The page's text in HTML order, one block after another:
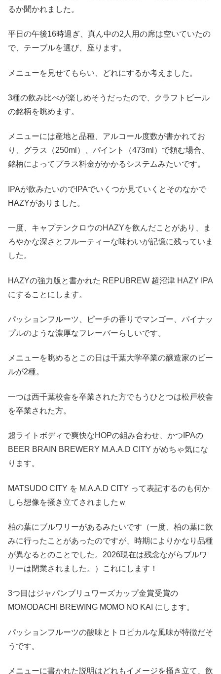
るか聞かれました。
平日の午後16時過ぎ、真ん中の2人用の席は空いていたの
で、テーブルを選び、座ります。
メニューを見せてもらい、どれにするか考えました。
3種の飲み比べが楽しめそうだったので、クラフトビール
の銘柄を眺めます。
メニューには産地と品種、アルコール度数が書かれてお
り、グラス（250ml）、パイント（473ml）で頼む場合、
銘柄によってプラス料金がかかるシステムみたいです。
IPAが飲みたいのでIPAでいくつか見ていくとそのなかで
HAZYがありました。
一度、キャプテンクロウのHAZYを飲んだことがあり、ま
ろやかな深さとフルーティーな味わいが記憶に残っていま
した。
HAZYの強力版と書かれた REPUBREW 超沼津 HAZY IPA
にすることにします。
パッションフルーツ、ピーチの香りでマンゴー、パイナッ
プルのような濃厚なフレーバーらしいです。
メニューを眺めるとこの日は千葉大学卒業の醸造家のビー
ルが2種。
一つは西千葉校舎を卒業された方でもうひとつは松戸校舎
を卒業された方。
超ライトボディで爽快なHOPの組み合わせ、かつIPAの
BEER BRAIN BREWERY M.A.A.D CITY がめちゃ気にな
ります。
MATSUDO CITY を M.A.A.D CITY って表記するのも何か
しら想像を掻き立てされましたｗ
柏の葉にブルワリーがあるみたいです（一度、柏の葉に飲
みに行ったことがあったのですが、時期によりかなり品種
が異なるとのことでした。2026現在は残念ながらブルワ
リーは閉業されました。）これにします！
3つ目はジャパンブリュワーズカップ金賞受賞の
MOMODACHI BREWING MOMO NO KAI にします。
パッションフルーツの酸味とトロピカルな風味が特徴だそ
うです。
メニューに書かれた説明はどれもイメージを掻き立て、飲